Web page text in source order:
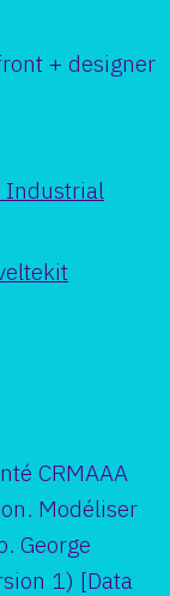
+ designer
Industrial
CRMAAA
Modéliser
George
1) [Data